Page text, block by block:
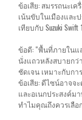
ข้อเสีย: สมรรถนะเค
เน้นขับในเมืองและ
เทียบกับ Suzuki Swift
ข้อดี: "พื้นที่ภายในแ
นั่งแถวหลังสบายกว่
ชัดเจน เหมาะกับก
ข้อเสีย: ดีไซน์อาจจ
และอเนกประสงค์ม
ทำไมคุณถึงควรเลือ